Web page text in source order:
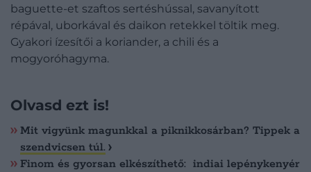
baguette-et szaftos sertéshússal, savanyított
répával, uborkával és daikon retekkel töltik meg.
Gyakori ízesítői a koriander, a chili és a
mogyoróhagyma.
Olvasd ezt is!
Mit vigyünk magunkkal a piknikkosárban? Tippek a
szendvicsen túl.
Finom és gyorsan elkészíthető: indiai lepénykenyér